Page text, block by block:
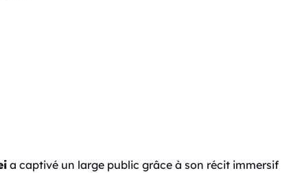
a captivé un large public grâce à son récit immersif